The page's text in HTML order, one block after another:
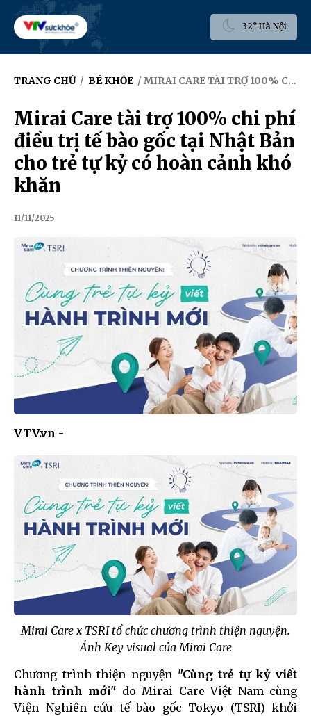
32° Hà Nội
TRANG CHỦ / BÉ KHỎE / MIRAI CARE TÀI TRỢ 100% CHI PHÍ ĐIỀU TRỊ TẾ BÀO GỐC TẠI NHẬT BẢN CHO TRẺ TỰ KỶ CÓ HOÀN CẢNH KHÓ KHĂN
Mirai Care tài trợ 100% chi phí
điều trị tế bào gốc tại Nhật Bản
cho trẻ tự kỷ có hoàn cảnh khó
khăn
11/11/2025
VTV.vn -
Mirai Care x TSRI tổ chức chương trình thiện nguyện.
Ảnh Key visual của Mirai Care
Chương trình thiện nguyện "Cùng trẻ tự kỷ viết
hành trình mới" do Mirai Care Việt Nam cùng
Viện Nghiên cứu tế bào gốc Tokyo (TSRI) khởi